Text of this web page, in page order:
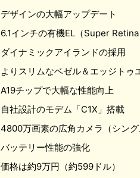
デザインの大幅アップデート
6.1インチの有機EL（Super Retina
ダイナミックアイランドの採用
よりスリムなベゼル＆エッジトゥ
A19チップで大幅な性能向上
自社設計のモデム「C1X」搭載
4800万画素の広角カメラ（シング
バッテリー性能の強化
価格は約9万円（約599ドル）